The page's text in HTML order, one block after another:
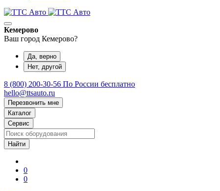
Кемерово
Ваш город Кемерово?
Да, верно
Нет, другой
8 (800) 200-30-56 По России бесплатно
hello@ttsauto.ru
Перезвонить мне
Каталог
Сервис
0
0